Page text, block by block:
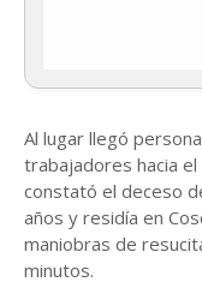
Al lugar llegó
trabajadores hacia el
constató el deceso
años y residía en
maniobras de
minutos.